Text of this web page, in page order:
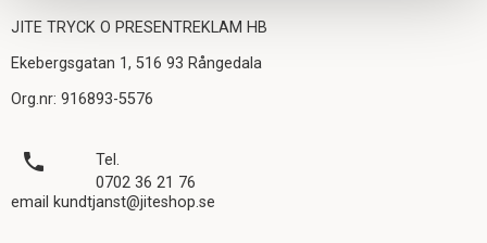
JITE TRYCK O PRESENTREKLAM HB
Ekebergsgatan 1, 516 93 Rångedala
Org.nr: 916893-5576
local_phone
Tel.
0702 36 21 76
email kundtjanst@jiteshop.se